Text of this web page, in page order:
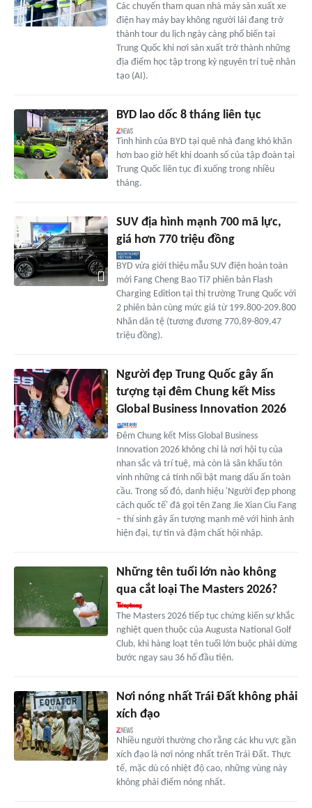
Các chuyến tham quan nhà máy sản xuất xe
điện hay máy bay không người lái đang trở
thành tour du lịch ngày càng phổ biến tại
Trung Quốc khi nơi sản xuất trở thành những
địa điểm học tập trong kỷ nguyên trí tuệ nhân
tạo (AI).
BYD lao dốc 8 tháng liên tục
Tình hình của BYD tại quê nhà đang khó khăn
hơn bao giờ hết khi doanh số của tập đoàn tại
Trung Quốc liên tục đi xuống trong nhiều
tháng.
SUV địa hình mạnh 700 mã lực,
giá hơn 770 triệu đồng
BYD vừa giới thiệu mẫu SUV điện hoàn toàn
mới Fang Cheng Bao Ti7 phiên bản Flash
Charging Edition tại thị trường Trung Quốc với
2 phiên bản cùng mức giá từ 199.800-209.800
Nhân dân tệ (tương đương 770,89-809,47
triệu đồng).
Người đẹp Trung Quốc gây ấn
tượng tại đêm Chung kết Miss
Global Business Innovation 2026
Đêm Chung kết Miss Global Business
Innovation 2026 không chỉ là nơi hội tụ của
nhan sắc và trí tuệ, mà còn là sân khấu tôn
vinh những cá tính nổi bật mang dấu ấn toàn
cầu. Trong số đó, danh hiệu 'Người đẹp phong
cách quốc tế' đã gọi tên Zang Jie Xian Ciu Fang
– thí sinh gây ấn tượng mạnh mẽ với hình ảnh
hiện đại, tự tin và đậm chất hội nhập.
Những tên tuổi lớn nào không
qua cắt loại The Masters 2026?
The Masters 2026 tiếp tục chứng kiến sự khắc
nghiệt quen thuộc của Augusta National Golf
Club, khi hàng loạt tên tuổi lớn buộc phải dừng
bước ngay sau 36 hố đầu tiên.
Nơi nóng nhất Trái Đất không phải
xích đạo
Nhiều người thường cho rằng các khu vực gần
xích đạo là nơi nóng nhất trên Trái Đất. Thực
tế, mặc dù có nhiệt độ cao, những vùng này
không phải điểm nóng nhất.